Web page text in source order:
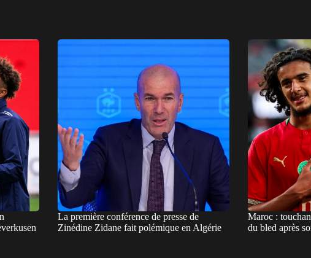
La première conférence de presse de
Zinédine Zidane fait polémique en Algérie
Maroc :
du bled après